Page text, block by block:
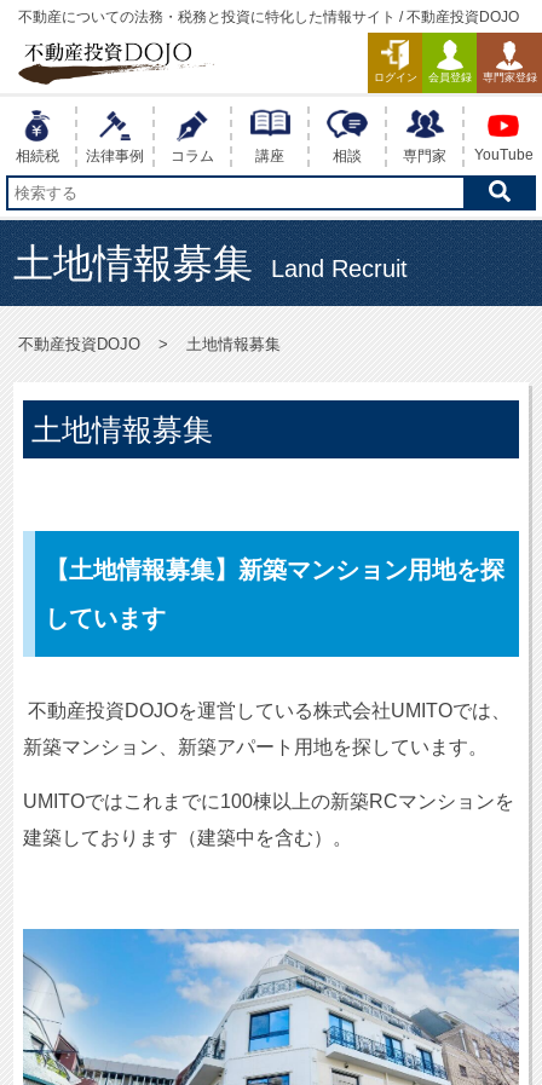
不動産についての法務・税務と投資に特化した情報サイト / 不動産投資DOJO
ログイン 会員登録 専門家登録
相続税 法律事例 コラム 講座 相談 専門家 YouTube
土地情報募集 Land Recruit
不動産投資DOJO 土地情報募集
土地情報募集
【土地情報募集】新築マンション用地を探
しています
不動産投資DOJOを運営している株式会社UMITOでは、
新築マンション、新築アパート用地を探しています。
UMITOではこれまでに100棟以上の新築RCマンションを
建築しております（建築中を含む）。